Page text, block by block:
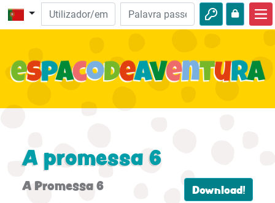
Aventuras da Bíblia
Aventuras
A promessa 6
A Promessa 6 Download!